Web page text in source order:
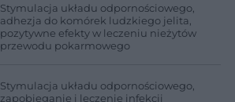
Stymulacja układu odpornościowego,
adhezja do komórek ludzkiego jelita,
pozytywne efekty w leczeniu nieżytów
przewodu pokarmowego
Stymulacja układu odpornościowego,
zapobieganie i leczenie infekcji